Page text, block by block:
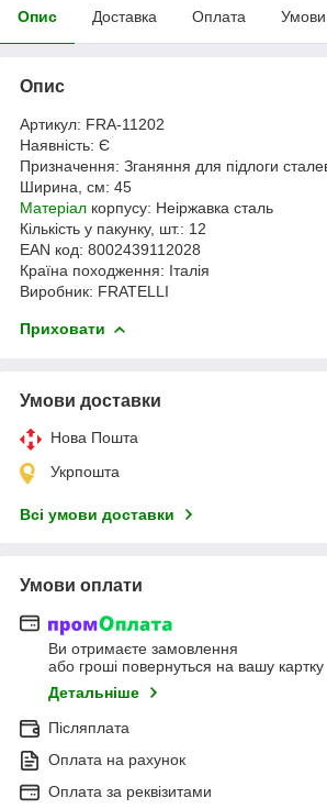
Опис Доставка Оплата
Опис
Артикул: FRA-11202
Наявність: Є
Призначення: Зганяння для підлоги
Ширина, см: 45
Матеріал корпусу: Неіржавка сталь
Кількість у пакунку, шт.: 12
EAN код: 8002439112028
Країна походження: Італія
Виробник: FRATELLI
Приховати
Умови доставки
Нова Пошта
Укрпошта
Всі умови доставки
Умови оплати
Ви отримаєте замовлення
або гроші повернуться на вашу картку
Детальніше
Післяплата
Оплата на рахунок
Оплата за реквізитами